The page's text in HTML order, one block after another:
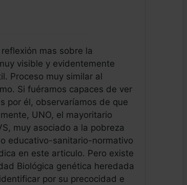
mas sobre la
visible y evidentemente
Proceso muy similar al
Si fuéramos capaces de ver
por él, observaríamos de que
UNO, el mayoritario
muy asociado a la pobreza
educativo-sanitario-normativo
en este articulo. Pero existe
Biológica genética heredada
por su precocidad e